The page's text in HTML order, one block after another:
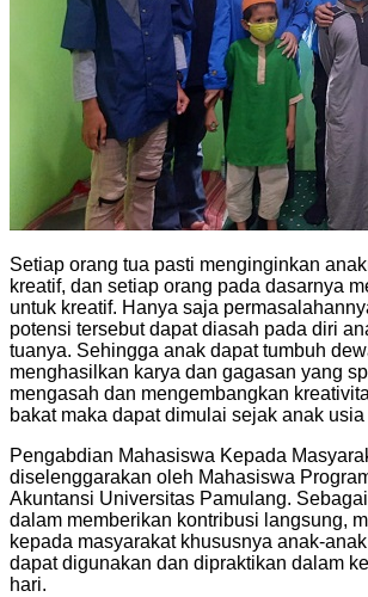
Setiap orang tua pasti menginginkan
kreatif, dan setiap orang pada dasarnya
untuk kreatif. Hanya saja
potensi tersebut dapat diasah pada diri
tuanya. Sehingga anak dapat tumbuh
menghasilkan karya dan gagasan yang
mengasah dan mengembangkan
bakat maka dapat dimulai sejak anak usia
Pengabdian Mahasiswa Kepada
diselenggarakan oleh Mahasiswa
Akuntansi Universitas Pamulang.
dalam memberikan kontribusi langsung,
kepada masyarakat khususnya anak-
dapat digunakan dan dipraktikan dalam
hari.